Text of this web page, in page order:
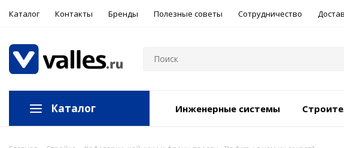
Каталог Контакты Бренды Полезные советы Сотрудничество
Каталог Инженерные системы